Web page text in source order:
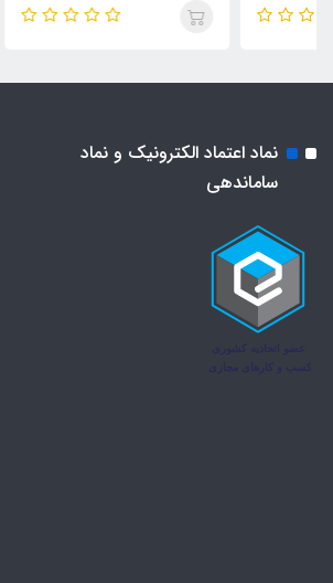
نماد اعتماد الکترونیک و نماد
ساماندهی